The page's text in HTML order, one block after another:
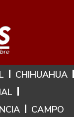
CHIHUAHUA
CAMPO